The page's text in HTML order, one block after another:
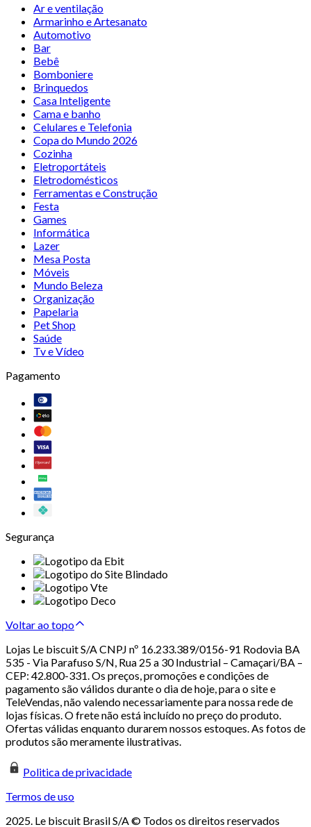
Ar e ventilação
Armarinho e Artesanato
Automotivo
Bar
Bebê
Bomboniere
Brinquedos
Casa Inteligente
Cama e banho
Celulares e Telefonia
Copa do Mundo 2026
Cozinha
Eletroportáteis
Eletrodomésticos
Ferramentas e Construção
Festa
Games
Informática
Lazer
Mesa Posta
Móveis
Mundo Beleza
Organização
Papelaria
Pet Shop
Saúde
Tv e Vídeo
Pagamento
Segurança
Voltar ao topo
Lojas Le biscuit S/A CNPJ nº 16.233.389/0156-91 Rodovia BA
535 - Via Parafuso S/N, Rua 25 a 30 Industrial – Camaçari/BA –
CEP: 42.800-331. Os preços, promoções e condições de
pagamento são válidos durante o dia de hoje, para o site e
TeleVendas, não valendo necessariamente para nossa rede de
lojas físicas. O frete não está incluído no preço do produto.
Ofertas válidas enquanto durarem nossos estoques. As fotos de
produtos são meramente ilustrativas.
Politica de privacidade
Termos de uso
2025. Le biscuit Brasil S/A © Todos os direitos reservados